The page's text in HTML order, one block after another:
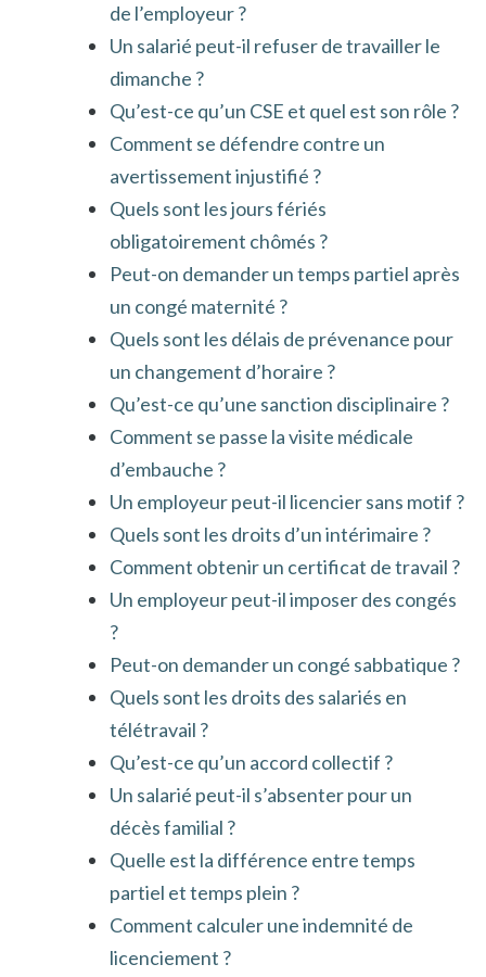
de l’employeur ?
Un salarié peut-il refuser de travailler le
dimanche ?
Qu’est-ce qu’un CSE et quel est son rôle ?
Comment se défendre contre un
avertissement injustifié ?
Quels sont les jours fériés
obligatoirement chômés ?
Peut-on demander un temps partiel après
un congé maternité ?
Quels sont les délais de prévenance pour
un changement d’horaire ?
Qu’est-ce qu’une sanction disciplinaire ?
Comment se passe la visite médicale
d’embauche ?
Un employeur peut-il licencier sans motif ?
Quels sont les droits d’un intérimaire ?
Comment obtenir un certificat de travail ?
Un employeur peut-il imposer des congés
?
Peut-on demander un congé sabbatique ?
Quels sont les droits des salariés en
télétravail ?
Qu’est-ce qu’un accord collectif ?
Un salarié peut-il s’absenter pour un
décès familial ?
Quelle est la différence entre temps
partiel et temps plein ?
Comment calculer une indemnité de
licenciement ?